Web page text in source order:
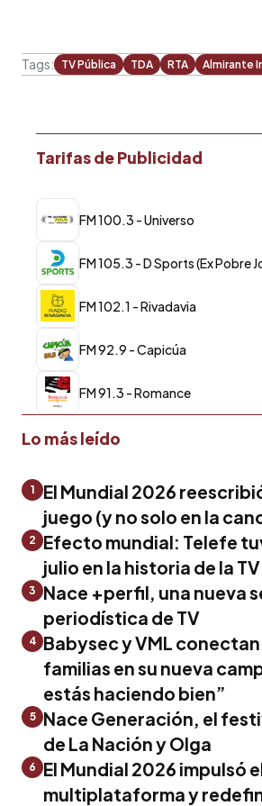
Tags: TV Pública TDA RTA Almirante
Tarifas de Publicidad
FM 100.3 - Universo
FM 105.3 - D Sports (Ex Pobre
FM 102.1 - Rivadavia
FM 92.9 - Capicúa
FM 91.3 - Romance
Lo más leído
1
El Mundial 2026
juego (y no solo en la
2
Efecto mundial: Telefe
julio en la historia de la TV
3
Nace +perfil, una nueva
periodística de TV
4 Babysec y VML
familias en su nueva
estás haciendo bien”
5
Nace Generación, el
de La Nación y Olga
6
El Mundial 2026 impulsó
multiplataforma y